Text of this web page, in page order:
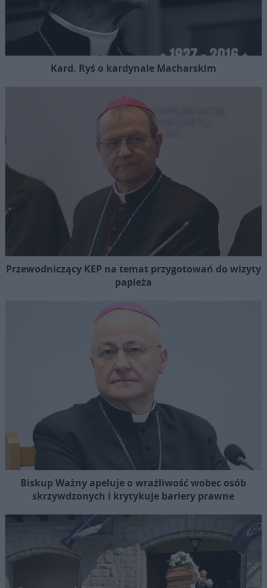
Kard. Ryś o kardynale Macharskim
Przewodniczący KEP na temat przygotowań do wizyty
papieża
Biskup Ważny apeluje o wrażliwość wobec osób
skrzywdzonych i krytykuje bariery prawne